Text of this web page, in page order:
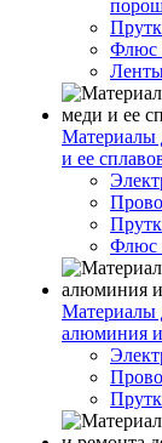
Флюс
Материалы
и ее
Флюс
Материалы
алюминия и